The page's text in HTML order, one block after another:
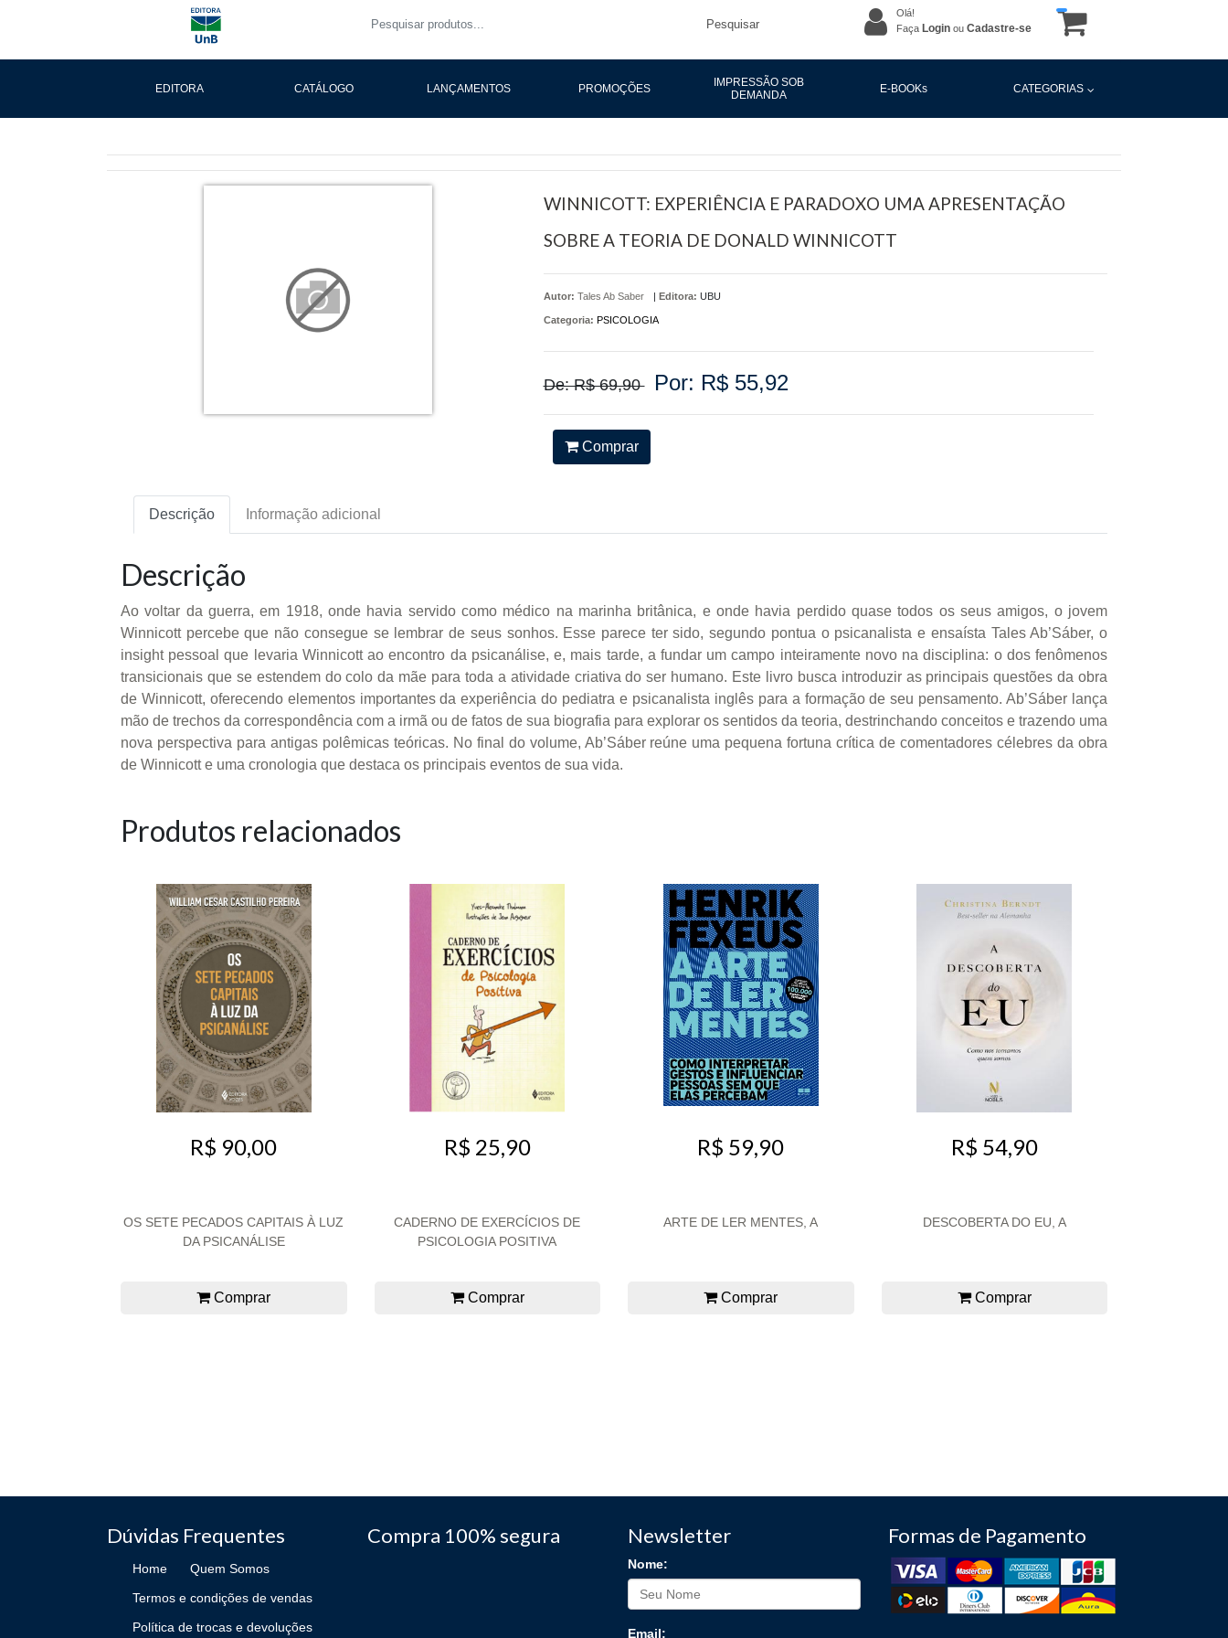
Pesquisar
Olá!
Faça Login ou Cadastre-se
EDITORA CATÁLOGO LANÇAMENTOS PROMOÇÕES
IMPRESSÃO SOB
DEMANDA
E-BOOKs CATEGORIAS
WINNICOTT: EXPERIÊNCIA E PARADOXO UMA APRESENTAÇÃO
SOBRE A TEORIA DE DONALD WINNICOTT
Autor: Tales Ab Saber | Editora: UBU
Categoria: PSICOLOGIA
De: R$ 69,90 Por: R$ 55,92
Comprar
Descrição Informação adicional
Descrição
Ao voltar da guerra, em 1918, onde havia servido como médico na marinha britânica, e onde havia perdido quase todos os seus amigos, o jovem
Winnicott percebe que não consegue se lembrar de seus sonhos. Esse parece ter sido, segundo pontua o psicanalista e ensaísta Tales Ab’Sáber, o
insight pessoal que levaria Winnicott ao encontro da psicanálise, e, mais tarde, a fundar um campo inteiramente novo na disciplina: o dos fenômenos
transicionais que se estendem do colo da mãe para toda a atividade criativa do ser humano. Este livro busca introduzir as principais questões da obra
de Winnicott, oferecendo elementos importantes da experiência do pediatra e psicanalista inglês para a formação de seu pensamento. Ab’Sáber lança
mão de trechos da correspondência com a irmã ou de fatos de sua biografia para explorar os sentidos da teoria, destrinchando conceitos e trazendo uma
nova perspectiva para antigas polêmicas teóricas. No final do volume, Ab’Sáber reúne uma pequena fortuna crítica de comentadores célebres da obra
de Winnicott e uma cronologia que destaca os principais eventos de sua vida.
Produtos relacionados
R$ 90,00
OS SETE PECADOS CAPITAIS À LUZ
DA PSICANÁLISE
Comprar
R$ 25,90
CADERNO DE EXERCÍCIOS DE
PSICOLOGIA POSITIVA
Comprar
R$ 59,90
ARTE DE LER MENTES, A
Comprar
R$ 54,90
DESCOBERTA DO EU, A
Comprar
Dúvidas Frequentes
Home Quem Somos
Termos e condições de vendas
Política de trocas e devoluções
Compra 100% segura Newsletter
Nome:
Email:
Formas de Pagamento